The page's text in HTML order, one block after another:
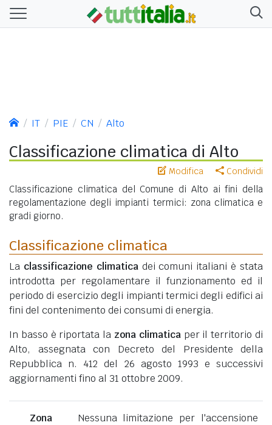
IT PIE CN Alto
Classificazione climatica di Alto
Modifica Condividi
Classificazione climatica del Comune di Alto ai fini della
regolamentazione degli impianti termici: zona climatica e
gradi giorno.
Classificazione climatica
La classificazione climaticadei comuni italiani è stata
introdotta per regolamentare il funzionamento ed il
periodo di esercizio degli impianti termici degli edifici ai
fini del contenimento dei consumi di energia.
In basso è riportata la zona climaticaper il territorio di
Alto, assegnata con Decreto del Presidente della
Repubblica n. 412 del 26 agosto 1993 e successivi
aggiornamenti fino al 31 ottobre 2009.
Zona
Nessuna limitazione per l'accensione